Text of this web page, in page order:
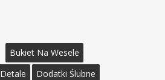
Bukiet Na Wesele
Detale
Dodatki Ślubne